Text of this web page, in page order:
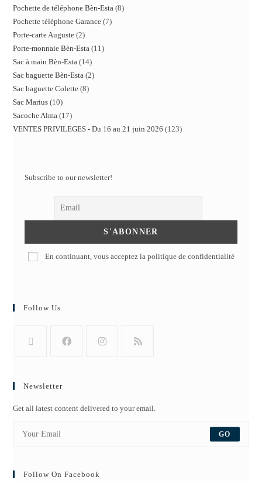
Pochette de téléphone Bèn-Esta 8
Pochette téléphone Garance 7
Porte-carte Auguste 2
Porte-monnaie Bèn-Esta 11
Sac à main Bèn-Esta 14
Sac baguette Bèn-Esta 2
Sac baguette Colette 8
Sac Marius 10
Sacoche Alma 17
VENTES PRIVILEGES - Du 16 au 21 juin 2026 123
Subscribe to our newsletter!
En continuant, vous acceptez la politique de confidentialité
Follow Us
Newsletter
Get all latest content delivered to your email.
GO
Follow On Facebook